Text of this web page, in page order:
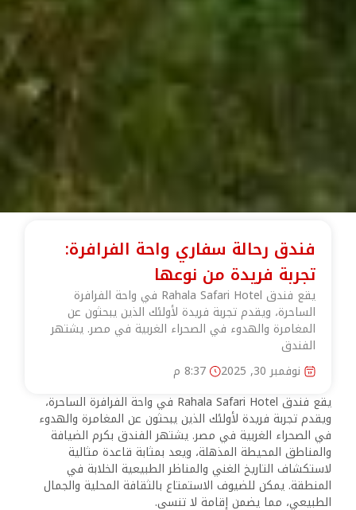
فندق رحالة سفاري واحة الفرافرة:
تجربة فريدة من نوعها
يقع فندق Rahala Safari Hotel في واحة الفرافرة
الساحرة، ويقدم تجربة فريدة لأولئك الذين يبحثون عن
المغامرة والهدوء في الصحراء الغربية في مصر. يشتهر
الفندق
نوفمبر 30, 2025
8:37 م
يقع فندق Rahala Safari Hotel في واحة الفرافرة الساحرة،
ويقدم تجربة فريدة لأولئك الذين يبحثون عن المغامرة والهدوء
في الصحراء الغربية في مصر. يشتهر الفندق بكرم الضيافة
والمناطق المحيطة المذهلة، ويعد بمثابة قاعدة مثالية
لاستكشاف التاريخ الغني والمناظر الطبيعية الخلابة في
المنطقة. يمكن للضيوف الاستمتاع بالثقافة المحلية والجمال
الطبيعي، مما يضمن إقامة لا تنسى.